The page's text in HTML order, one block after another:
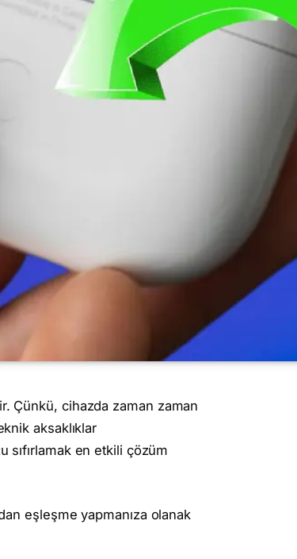
Çünkü, cihazda zaman zaman
aksaklıklar
sıfırlamak en etkili çözüm
eşleşme yapmanıza olanak